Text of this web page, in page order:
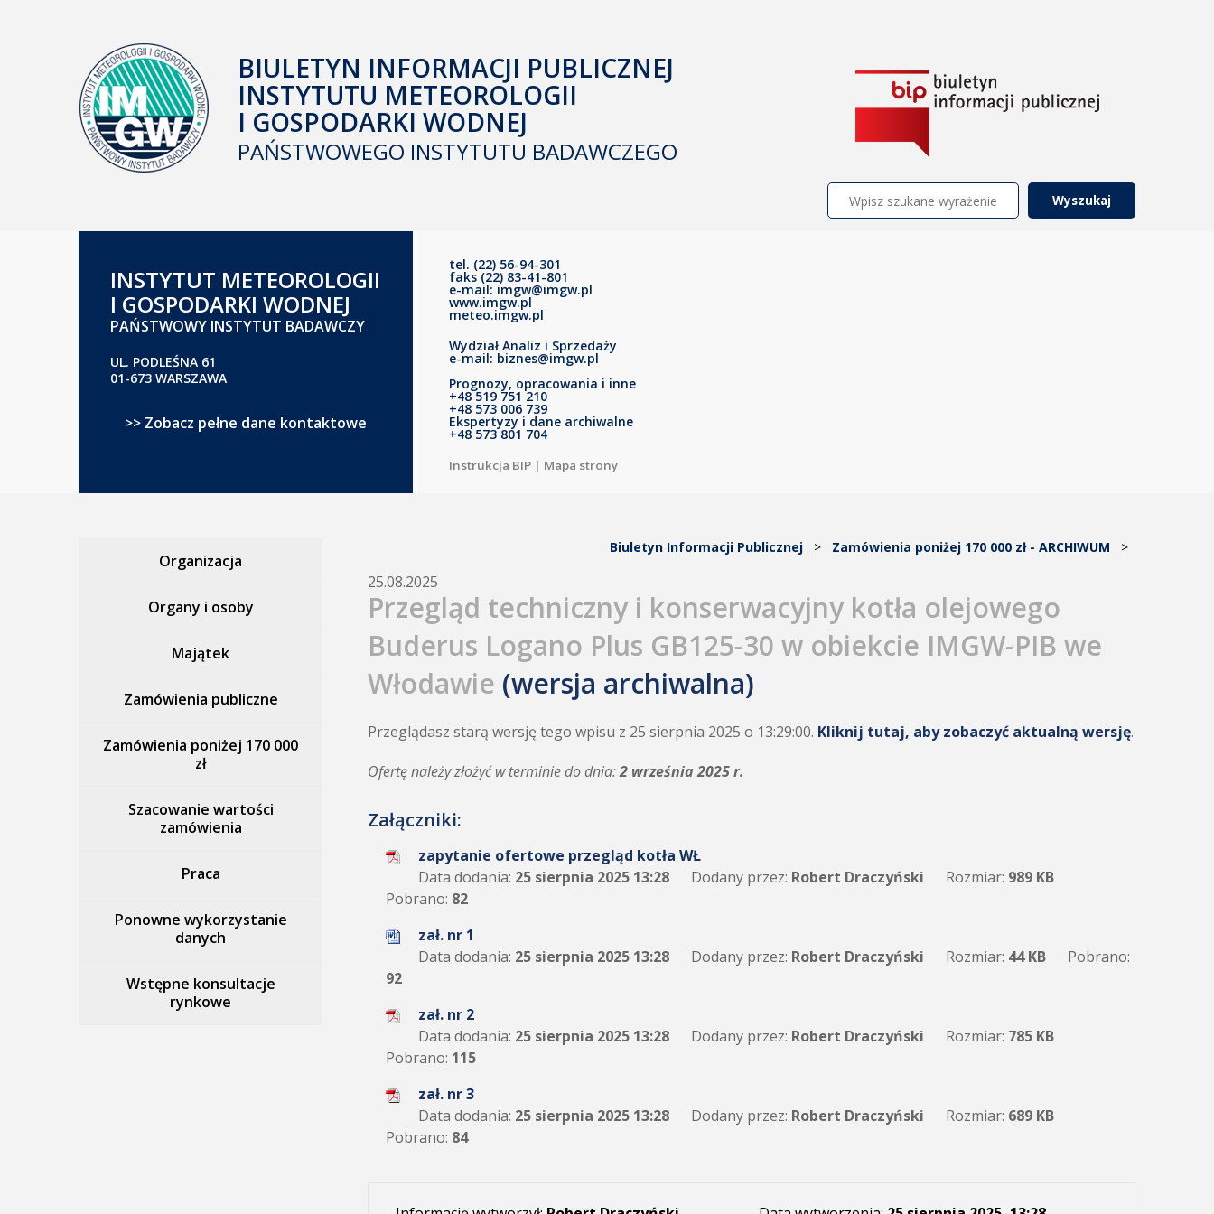
BIULETYN INFORMACJI PUBLICZNEJ
INSTYTUTU METEOROLOGII
I GOSPODARKI WODNEJ
PAŃSTWOWEGO INSTYTUTU BADAWCZEGO
Szukaj:
INSTYTUT METEOROLOGII
I GOSPODARKI WODNEJ
PAŃSTWOWY INSTYTUT BADAWCZY
UL. PODLEŚNA 61
01-673 WARSZAWA
>> Zobacz pełne dane kontaktowe
tel. (22) 56-94-301
faks (22) 83-41-801
e-mail: imgw@imgw.pl
www.imgw.pl
meteo.imgw.pl
Wydział Analiz i Sprzedaży
e-mail: biznes@imgw.pl
Prognozy, opracowania i inne
+48 519 751 210
+48 573 006 739
Ekspertyzy i dane archiwalne
+48 573 801 704
Instrukcja BIP | Mapa strony
Organizacja
Organy i osoby
Majątek
Zamówienia publiczne
Zamówienia poniżej 170 000
zł
Szacowanie wartości
zamówienia
Praca
Ponowne wykorzystanie
danych
Wstępne konsultacje
rynkowe
Biuletyn Informacji Publicznej > Zamówienia poniżej 170 000 zł - ARCHIWUM >
25.08.2025
Przegląd techniczny i konserwacyjny kotła olejowego
Buderus Logano Plus GB125-30 w obiekcie IMGW-PIB we
Włodawie (wersja archiwalna)
Przeglądasz starą wersję tego wpisu z 25 sierpnia 2025 o 13:29:00. Kliknij tutaj, aby zobaczyć aktualną wersję.
Ofertę należy złożyć w terminie do dnia:2 września 2025 r.
Załączniki:
zapytanie ofertowe przegląd kotła WŁ
Data dodania: 25 sierpnia 2025 13:28 Dodany przez: Robert Draczyński Rozmiar: 989 KB
Pobrano: 82
zał. nr 1
Data dodania: 25 sierpnia 2025 13:28 Dodany przez: Robert Draczyński Rozmiar: 44 KB
Pobrano:
92
zał. nr 2
Data dodania: 25 sierpnia 2025 13:28 Dodany przez: Robert Draczyński Rozmiar: 785 KB
Pobrano: 115
zał. nr 3
Data dodania: 25 sierpnia 2025 13:28 Dodany przez: Robert Draczyński Rozmiar: 689 KB
Pobrano: 84